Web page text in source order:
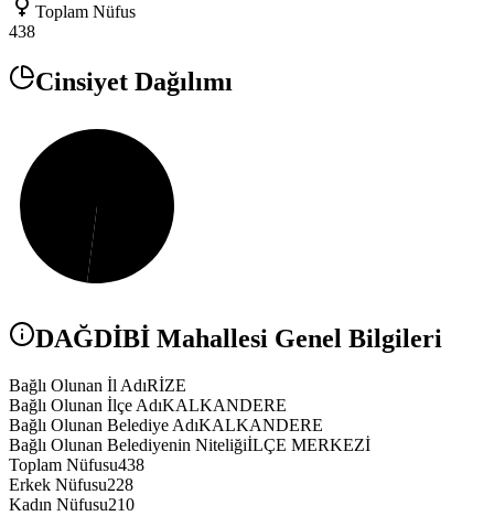
Toplam Nüfus
438
Cinsiyet Dağılımı
DAĞDİBİ Mahallesi Genel Bilgileri
Bağlı Olunan İl AdıRİZE
Bağlı Olunan İlçe AdıKALKANDERE
Bağlı Olunan Belediye AdıKALKANDERE
Bağlı Olunan Belediyenin NiteliğiİLÇE MERKEZİ
Toplam Nüfusu438
Erkek Nüfusu228
Kadın Nüfusu210